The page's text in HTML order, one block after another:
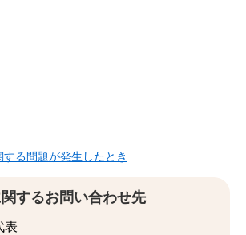
る問題が発生したとき
するお問い合わせ先
表